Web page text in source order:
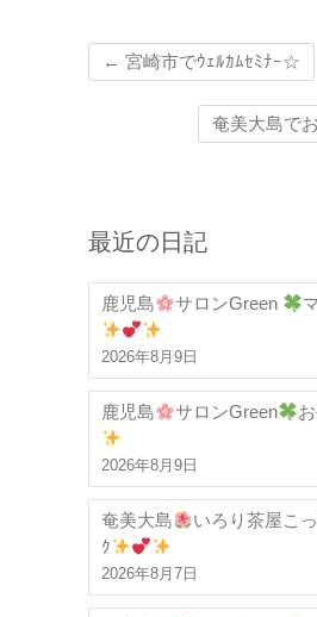
← 宮崎市でｳｪﾙｶﾑｾﾐﾅｰ☆
奄美大島で
最近の日記
鹿児島 サロンGreen
2026年8月9日
鹿児島 サロンGreen
2026年8月9日
奄美大島 いろり茶屋こ
ｸ
2026年8月7日